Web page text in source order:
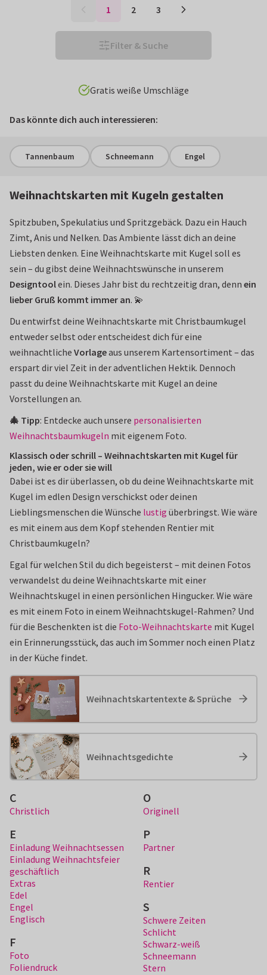
1 2 3
Filter & Suche
Gratis weiße Umschläge
Das könnte dich auch interessieren:
Tannenbaum Schneemann Engel
Weihnachtskarten mit Kugeln gestalten
Spitzbuben, Spekulatius und Spritzgebäck. Dazu ein Hauch
Zimt, Anis und Nelken. Das Ambiente lässt dich an deine
Liebsten denken. Eine Weihnachtskarte mit Kugel soll es
sein – du gibst deine Weihnachtswünsche in unserem
Designtoolein. Dieses Jahr bist du rechtzeitig dran, denn ein
lieber Gruß kommt immer an. 💫
Du entwirfst deine Weihnachtskarte mit Christbaumkugel
entweder selbst oder entscheidest dich für eine
weihnachtliche Vorlageaus unserem Kartensortiment – das
erspart dir viel Zeit in der adventlichen Hektik. Dennoch
passt du deine Weihnachtskarte mit Kugel an deine
Vorstellungen an.
🎄 Tipp: Entdecke auch unsere personalisierten
Weihnachtsbaumkugeln mit eigenem Foto.
Klassisch oder schrill – Weihnachtskarten mit Kugel für
jeden, wie er oder sie will
Dabei ist es dir überlassen, ob du deine Weihnachtskarte mit
Kugel im edlen Design verschickst oder deinen
Lieblingsmenschen die Wünsche lustig überbringst. Wie wäre
es mit einem aus dem Kopf stehenden Rentier mit
Christbaumkugeln?
Egal für welchen Stil du dich begeisterst – mit deinen Fotos
verwandelst du deine Weihnachtskarte mit einer
Weihnachtskugel in einen persönlichen Hingucker. Wie wäre
es mit einem Foto in einem Weihnachtskugel-Rahmen? Und
für die Beschenkten ist die Foto-Weihnachtskarte mit Kugel
ein Erinnerungsstück, das auch im Sommer noch einen Platz
in der Küche findet.
Weihnachtskartentexte & Sprüche
Weihnachtsgedichte
C
Christlich
E
Einladung Weihnachtsessen
Einladung Weihnachtsfeier
geschäftlich
Extras
Edel
Engel
Englisch
F
Foto
Foliendruck
O
Originell
P
Partner
R
Rentier
S
Schwere Zeiten
Schlicht
Schwarz-weiß
Schneemann
Stern